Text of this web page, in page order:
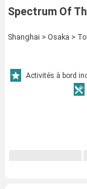
Spectrum Of
Shanghai > Osaka >
Activités à bord